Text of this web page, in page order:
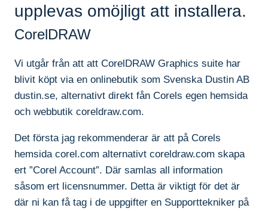
upplevas omöjligt att installera.
CorelDRAW
Vi utgår från att att CorelDRAW Graphics suite har
blivit köpt via en onlinebutik som Svenska Dustin AB
dustin.se, alternativt direkt fån Corels egen hemsida
och webbutik coreldraw.com.
Det första jag rekommenderar är att på Corels
hemsida corel.com alternativt coreldraw.com skapa
ert ”Corel Account”. Där samlas all information
såsom ert licensnummer. Detta är viktigt för det är
där ni kan få tag i de uppgifter en Supporttekniker på